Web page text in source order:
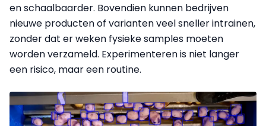
en schaalbaarder. Bovendien kunnen bedrijven
nieuwe producten of varianten veel sneller intrainen,
zonder dat er weken fysieke samples moeten
worden verzameld. Experimenteren is niet langer
een risico, maar een routine.